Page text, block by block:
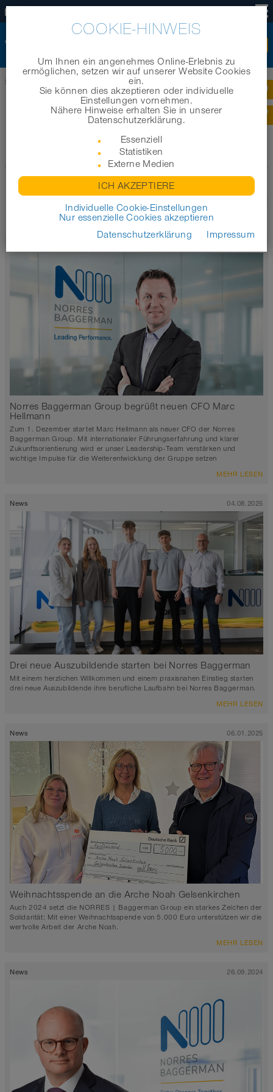
Startseite
NEWS-ARCHIV 2005
Norres Baggerman Group begrüßt neuen CFO Marc
Hellmann
Zum 1. Dezember startet Marc Hellmann als neuer CFO der Norres
Baggerman Group. Mit internationaler Führungserfahrung und klarer
Zukunftsorientierung wird er unser Leadership-Team verstärken und
wichtige Impulse für die Weiterentwicklung der Gruppe setzen
MEHR LESEN
News 04.08.2025
Drei neue Auszubildende starten bei Norres Baggerman
Mit einem herzlichen Willkommen und einem praxisnahen Einstieg starten
drei neue Auszubildende ihre berufliche Laufbahn bei Norres Baggerman.
MEHR LESEN
News 06.01.2025
Weihnachtsspende an die Arche Noah Gelsenkirchen
Auch 2024 setzt die NORRES | Baggerman Group ein starkes Zeichen der
Solidarität: Mit einer Weihnachtsspende von 5.000 Euro unterstützen wir die
wertvolle Arbeit der Arche Noah.
MEHR LESEN
News 26.09.2024
COOKIE-HINWEIS
Um Ihnen ein angenehmes Online-Erlebnis zu
ermöglichen, setzen wir auf unserer Website Cookies
ein.
Sie können dies akzeptieren oder individuelle
Einstellungen vornehmen.
Nähere Hinweise erhalten Sie in unserer
Datenschutzerklärung.
Essenziell
Statistiken
Externe Medien
ICH AKZEPTIERE
Individuelle Cookie-Einstellungen
Nur essenzielle Cookies akzeptieren
Datenschutzerklärung
Impressum